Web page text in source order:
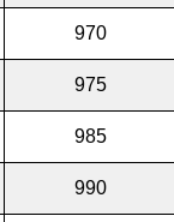
970
975
985
990